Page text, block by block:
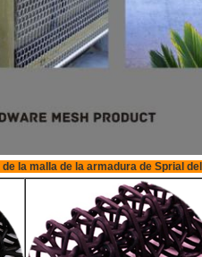
la malla de la armadura de Sprial